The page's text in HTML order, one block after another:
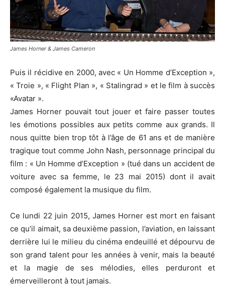
James Horner & James Cameron
Puis il récidive en 2000, avec « Un Homme d’Exception »,
« Troie », « Flight Plan », « Stalingrad » et le film à succès
«Avatar ».
James Horner pouvait tout jouer et faire passer toutes
les émotions possibles aux petits comme aux grands. Il
nous quitte bien trop tôt à l’âge de 61 ans et de manière
tragique tout comme John Nash, personnage principal du
film : « Un Homme d’Exception » (tué dans un accident de
voiture avec sa femme, le 23 mai 2015) dont il avait
composé également la musique du film.
Ce lundi 22 juin 2015, James Horner est mort en faisant
ce qu’il aimait, sa deuxième passion, l’aviation, en laissant
derrière lui le milieu du cinéma endeuillé et dépourvu de
son grand talent pour les années à venir, mais la beauté
et la magie de ses mélodies, elles perdurontet
émerveilleront à tout jamais.